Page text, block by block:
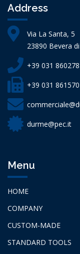
Address
Via La Santa, 5
23890 Bevera
+39 031 860278
+39 031 861570
durme@pec.it
Menu
HOME
COMPANY
CUSTOM-MADE
STANDARD TOOLS